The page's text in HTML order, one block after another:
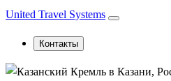
United Travel Systems
Контакты